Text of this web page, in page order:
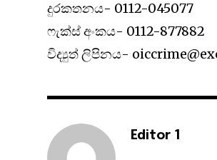
දුරකතනය- 0112-045077
ෆැක්ස් අංකය- 0112-877882
විද්‍යුත් ලිපිනය-
Editor 1